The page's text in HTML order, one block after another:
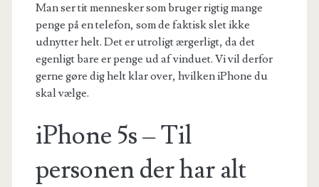
Man ser tit mennesker som bruger rigtig mange
penge på en telefon, som de faktisk slet ikke
udnytter helt. Det er utroligt ærgerligt, da det
egenligt bare er penge ud af vinduet. Vi vil derfor
gerne gøre dig helt klar over, hvilken iPhone du
skal vælge.
iPhone 5s – Til
personen der har alt